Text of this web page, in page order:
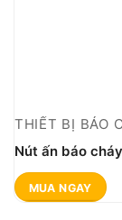
THIẾT BỊ BÁO
Nút ấn báo cháy
MUA NGAY